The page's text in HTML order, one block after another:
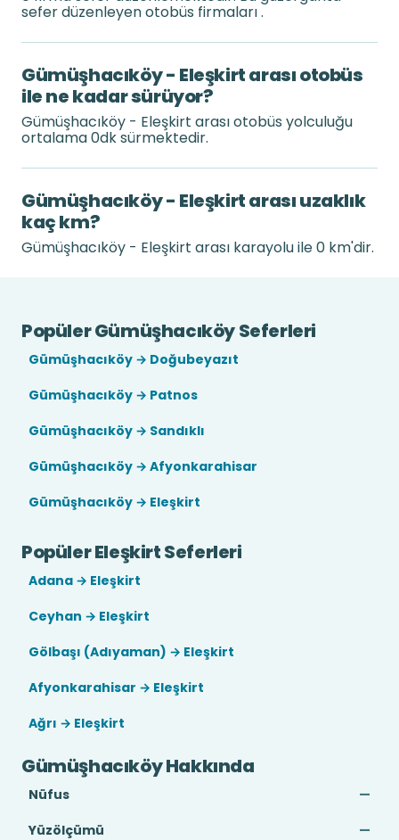
sefer düzenleyen otobüs firmaları .
Gümüşhacıköy - Eleşkirt arası otobüs
ile ne kadar sürüyor?
Gümüşhacıköy - Eleşkirt arası otobüs yolculuğu
ortalama 0dk sürmektedir.
Gümüşhacıköy - Eleşkirt arası uzaklık
kaç km?
Gümüşhacıköy - Eleşkirt arası karayolu ile 0 km'dir.
Popüler Gümüşhacıköy Seferleri
Gümüşhacıköy → Doğubeyazıt
Gümüşhacıköy → Patnos
Gümüşhacıköy → Sandıklı
Gümüşhacıköy → Afyonkarahisar
Gümüşhacıköy → Eleşkirt
Popüler Eleşkirt Seferleri
Adana → Eleşkirt
Ceyhan → Eleşkirt
Gölbaşı (Adıyaman) → Eleşkirt
Afyonkarahisar → Eleşkirt
Ağrı → Eleşkirt
Gümüşhacıköy Hakkında
Nüfus
—
Yüzölçümü
—